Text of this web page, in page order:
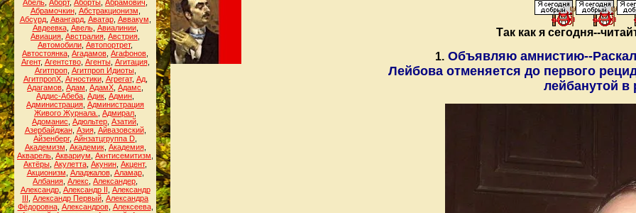
Абель Аборт, Аборты Абрамович
Абрамочкин, Абстракционизм
Абсурд, Авангард, Аватар, Аввакум
Авдеевка, Авель, Авиалинии,
Авиация Австралия Австрия
Автомобили Автопортрет,
Автостоянка Агадамов Агафонов
Агент, Агентство, Агенты, Агитация,
Агитпроп, Агитпроп Идиоты,
АгитпропХ, Агностики, Агрегат, Ад,
Адагамов Адам АдамХ Адамс
Аддис-Абеба Адик Админ
Администрация Администрация
Живого Журнала.
Адмирал
Адоманис Адюльтер Азатий
Азербайджан, Азия, Айвазовский,
Айзенберг, Айнзатцгруппа D
Академизм Академик, Академия,
Акварель Аквариум Акнтисемитизм
Актёры Акулетта Акунин Акцент,
Акционизм Аладжалов, Аламар,
Албания Алекс Александер
Александр, Александр II Александр
III Александр Первый Александра
Фёдоровна, Александров, Алексеева,
Так как я сегодня--
1. Объявляю амнистию--
Лейбова отменяется до первого
лейбанутой в